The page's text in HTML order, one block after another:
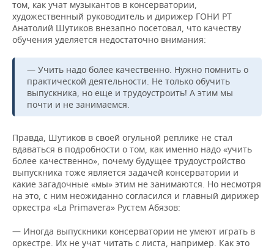
том, как учат музыкантов в консерватории,
художественный руководитель и дирижер ГОНИ РТ
Анатолий Шутиков внезапно посетовал, что качеству
обучения уделяется недостаточно внимания:
— Учить надо более качественно. Нужно помнить о
практической деятельности. Не только обучить
выпускника, но еще и трудоустроить! А этим мы
почти и не занимаемся.
Правда, Шутиков в своей огульной реплике не стал
вдаваться в подробности о том, как именно надо «учить
более качественно», почему будущее трудоустройство
выпускника тоже является задачей консерватории и
какие загадочные «мы» этим не занимаются. Но несмотря
на это, с ним неожиданно согласился и главный дирижер
оркестра «La Primavera» Рустем Абязов:
— Иногда выпускники консерватории не умеют играть в
оркестре. Их не учат читать с листа, например. Как это